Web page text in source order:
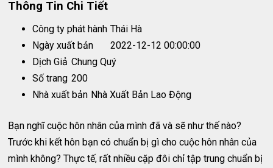
Thông Tin Chi Tiết
Công ty phát hành Thái Hà
Ngày xuất bản
2022-12-12 00:00:00
Dịch Giả Chung Quý
Số trang 200
Nhà xuất bản Nhà Xuất Bản Lao Động
Bạn nghĩ cuộc hôn nhân của mình đã và sẽ như thế nào?
Trước khi kết hôn bạn có chuẩn bị gì cho cuộc hôn nhân của
mình không? Thực tế, rất nhiều cặp đôi chỉ tập trung chuẩn bị